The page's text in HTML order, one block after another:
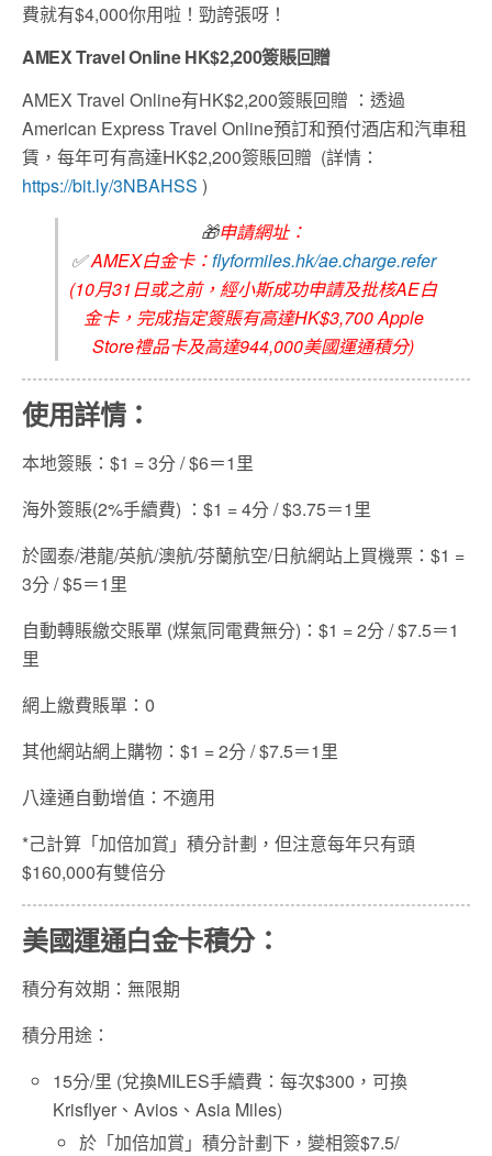
費就有$4,000你用啦！勁誇張呀！
AMEX Travel Online HK$2,200簽賬回贈
AMEX Travel Online有HK$2,200簽賬回贈 ： 透過
American Express Travel Online預訂和預付酒店和汽車租
賃，每年可有高達HK$2,200簽賬回贈 (詳情：
https://bit.ly/3NBAHSS )
🎁申請網址：
✅AMEX白金卡：flyformiles.hk/ae.charge.refer
(10月31日或之前，經小斯成功申請及批核AE白
金卡，完成指定簽賬有高達HK$3,700 Apple
Store禮品卡及高達944,000美國運通積分)
使用詳情：
本地簽賬：$1 = 3分 / $6＝1里
海外簽賬(2%手續費) ：$1 = 4分 / $3.75＝1里
於國泰/港龍/英航/澳航/芬蘭航空/日航網站上買機票：$1 =
3分 / $5＝1里
自動轉賬繳交賬單 (煤氣同電費無分)：$1 = 2分 / $7.5＝1
里
網上繳費賬單：0
其他網站網上購物：$1 = 2分 / $7.5＝1里
八達通自動增值：不適用
*己計算「加倍加賞」積分計劃，但注意每年只有頭
$160,000有雙倍分
美國運通白金卡積分：
積分有效期：無限期
積分用途：
15分/里 (兌換MILES手續費：每次$300，可換
Krisflyer、Avios、Asia Miles)
於「加倍加賞」積分計劃下，變相簽$7.5/